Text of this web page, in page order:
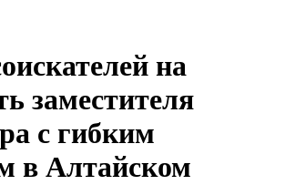
на
заместителя
с гибким
в Алтайском